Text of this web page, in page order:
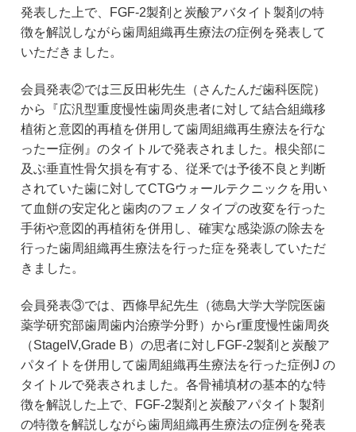
発表した上で、FGF-2製剤と炭酸アバタイト製剤の特
徴を解説しながら歯周組織再生療法の症例を発表して
いただきました。
会員発表②では三反田彬先生（さんたんだ歯科医院）
から『広汎型重度慢性歯周炎患者に対して結合組織移
植術と意図的再植を併用して歯周組織再生療法を行な
ったー症例』のタイトルで発表されました。根尖部に
及ぶ垂直性骨欠損を有する、従釆では予後不良と判断
されていた歯に対してCTGウォールテクニックを用い
て血餅の安定化と歯肉のフェノタイプの改変を行った
手術や意図的再植術を併用し、確実な感染源の除去を
行った歯周組織再生療法を行った症を発表していただ
きました。
会員発表③では、西條早紀先生（徳島大学大学院医歯
薬学研究部歯周歯内治療学分野）からr重度慢性歯周炎
（StageIV,Grade B）の思者に対しFGF-2製剤と炭酸ア
パタイトを併用して歯周組織再生療法を行った症例J の
タイトルで発表されました。各骨補填材の基本的な特
徴を解説した上で、FGF-2製剤と炭酸アパタイト製剤
の特徴を解説しながら歯周組織再生療法の症例を発表